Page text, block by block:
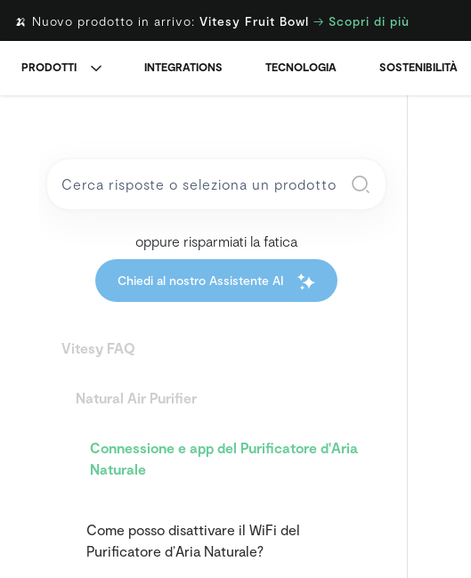
🍌 Nuovo prodotto in arrivo: Vitesy Fruit Bowl → Scopri di più
PRODOTTI INTEGRATIONS TECNOLOGIA SOSTENIBILITÀ
oppure risparmiati la fatica
Chiedi al nostro Assistente AI
Vitesy FAQ
Natural Air Purifier
Connessione e app del Purificatore d'Aria
Naturale
Come posso disattivare il WiFi del
Purificatore d’Aria Naturale?